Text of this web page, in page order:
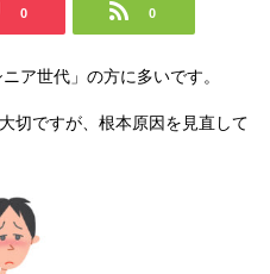
0 0
ア世代」の方に多いです。
切ですが、根本原因を見直して